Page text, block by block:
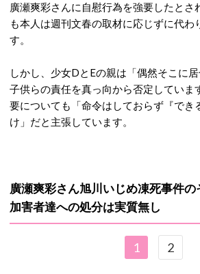
廣瀬爽彩さんに自慰行為を強要したとさ
も本人は週刊文春の取材に応じずに代わ
す。
しかし、少女DとEの親は「偶然そこに居
子供らの責任を真っ向から否定していま
要についても「命令はしておらず『でき
け」だと主張しています。
廣瀬爽彩さん旭川いじめ凍死事件
加害者達への処分は実質無し
1 2